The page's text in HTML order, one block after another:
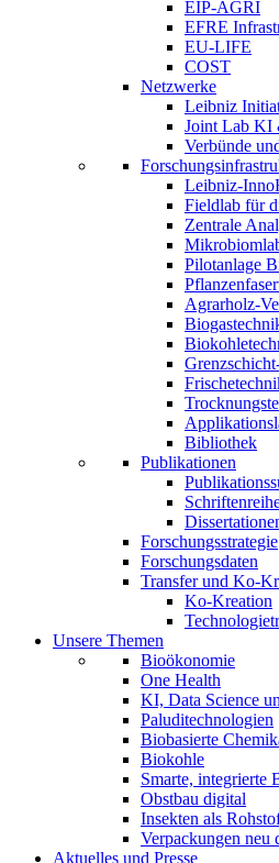
EIP-AGRI
EFRE
EU-LIFE
COST
Netzwerke
Leibniz
Joint Lab KI
Verbünde
Leibniz-
Fieldlab für
Zentrale
Pilotanlage
Agrarholz-
Bibliothek
Publikationen
Forschungsstrategie
Forschungsdaten
Transfer und Ko-
Ko-Kreation
Unsere Themen
Bioökonomie
One Health
KI, Data Science
Paluditechnologien
Biobasierte
Biokohle
Smarte, integrierte
Obstbau digital
Insekten als
Verpackungen neu
Aktuelles und Presse